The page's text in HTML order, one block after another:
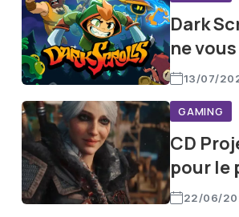
Dark
ne
13/07/
GAMING
CD
pour le
22/06/